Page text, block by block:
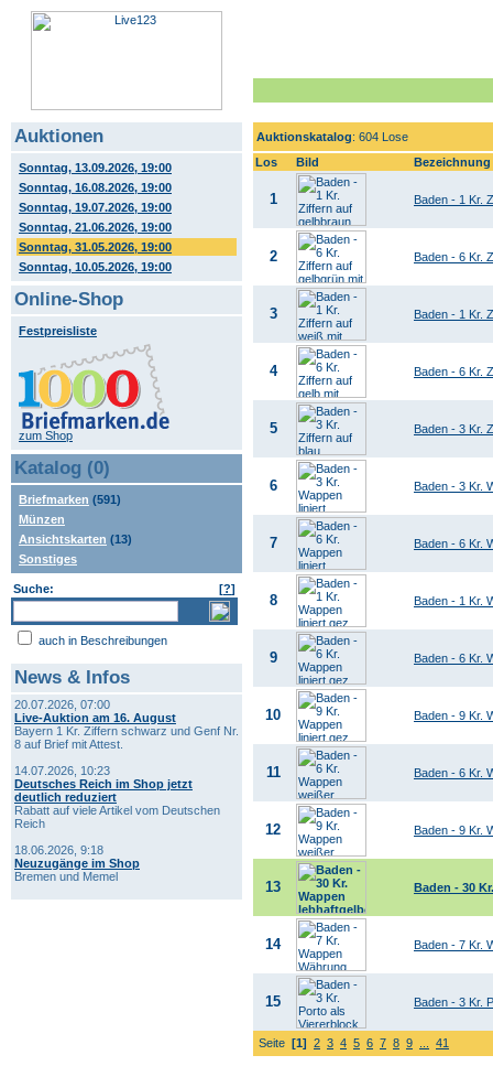
Auktionen
Sonntag, 13.09.2026, 19:00
Sonntag, 16.08.2026, 19:00
Sonntag, 19.07.2026, 19:00
Sonntag, 21.06.2026, 19:00
Sonntag, 31.05.2026, 19:00
Sonntag, 10.05.2026, 19:00
Online-Shop
Festpreisliste
zum Shop
Katalog (0)
Briefmarken (591)
Münzen
Ansichtskarten (13)
Sonstiges
Suche: [?]
auch in Beschreibungen
News & Infos
20.07.2026, 07:00
Live-Auktion am 16. August
Bayern 1 Kr. Ziffern schwarz und Genf Nr.
8 auf Brief mit Attest.
14.07.2026, 10:23
Deutsches Reich im Shop jetzt
deutlich reduziert
Rabatt auf viele Artikel vom Deutschen
Reich
18.06.2026, 9:18
Neuzugänge im Shop
Bremen und Memel
Auktionskatalog: 604 Lose
Los
Bild Bezeichnung
1 Baden - 1 Kr.
2 Baden - 6 Kr.
3 Baden - 1 Kr.
4 Baden - 6 Kr.
5 Baden - 3 Kr.
6 Baden - 3 Kr.
7 Baden - 6 Kr.
8 Baden - 1 Kr.
9 Baden - 6 Kr.
10 Baden - 9 Kr.
11 Baden - 6 Kr.
12 Baden - 9 Kr.
13 Baden - 30
14 Baden - 7 Kr.
15 Baden - 3 Kr.
Seite [1] 2 3 4 5 6 7 8 9 41